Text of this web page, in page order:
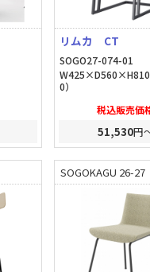
リムカ CT
SOGO27-074-01
W425×D560×H810
0）
税込販売価
51,530円
SOGOKAGU 26-27